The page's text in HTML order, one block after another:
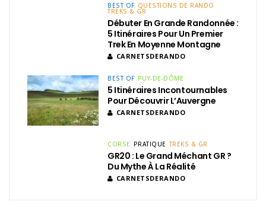
BEST OF QUESTIONS DE RANDO
TREKS & GR
Débuter En Grande Randonnée :
5 Itinéraires Pour Un Premier
Trek En Moyenne Montagne
CARNETSDERANDO
BEST OF PUY-DE-DÔME
5 Itinéraires Incontournables
Pour Découvrir L’Auvergne
CARNETSDERANDO
CORSE PRATIQUE TREKS & GR
GR20 : Le Grand Méchant GR ?
Du Mythe À La Réalité
CARNETSDERANDO